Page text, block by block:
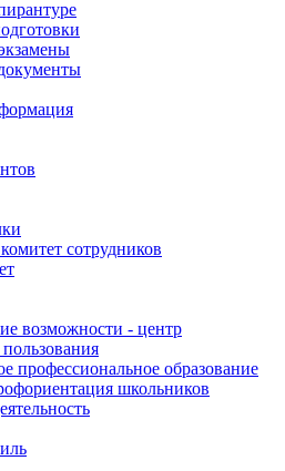
сотрудников
возможности - центр
профессиональное образование
школьников